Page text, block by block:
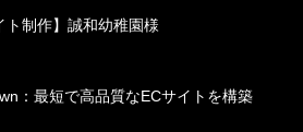
ト制作】誠和幼稚園様
：最短で高品質なECサイトを構築